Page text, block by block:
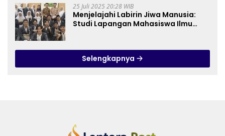
25 Juli 2025 20:28 WIB
Menjelajahi Labirin Jiwa Manusia:
Studi Lapangan Mahasiswa Ilmu
Selengkapnya